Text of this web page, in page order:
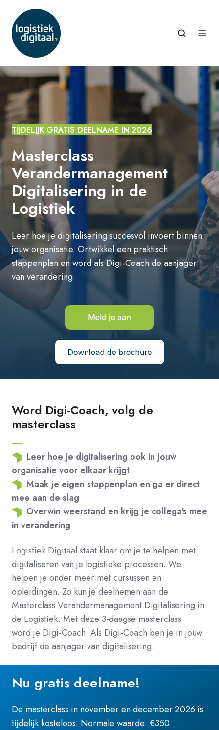
TIJDELIJK GRATIS DEELNAME IN 2026
Masterclass
Verandermanagement
Digitalisering in de
Logistiek
Leer hoe je digitalisering succesvol invoert binnen
jouw organisatie. Ontwikkel een praktisch
stappenplan en word als Digi-Coach de aanjager
van verandering.
Word Digi-Coach, volg de
masterclass
Leer hoe je digitalisering ook in jouw
organisatie voor elkaar krijgt
Maak je eigen stappenplan en ga er direct
mee aan de slag
Overwin weerstand en krijg je collega's mee
in verandering
Logistiek Digitaal staat klaarom je te helpen met
digitaliseren van je logistieke processen. We
helpen je onder meer met cursussen en
opleidingen. Zo kun je deelnemen aan de
Masterclass Verandermanagement Digitalisering in
de Logistiek. Met deze 3-daagse masterclass
word je Digi-Coach. Als Digi-Coach ben je in jouw
bedrijf de aanjager van digitalisering.
Nu gratis deelname!
De masterclass in november en december 2026 is
tijdelijk kosteloos. Normale waarde: €350